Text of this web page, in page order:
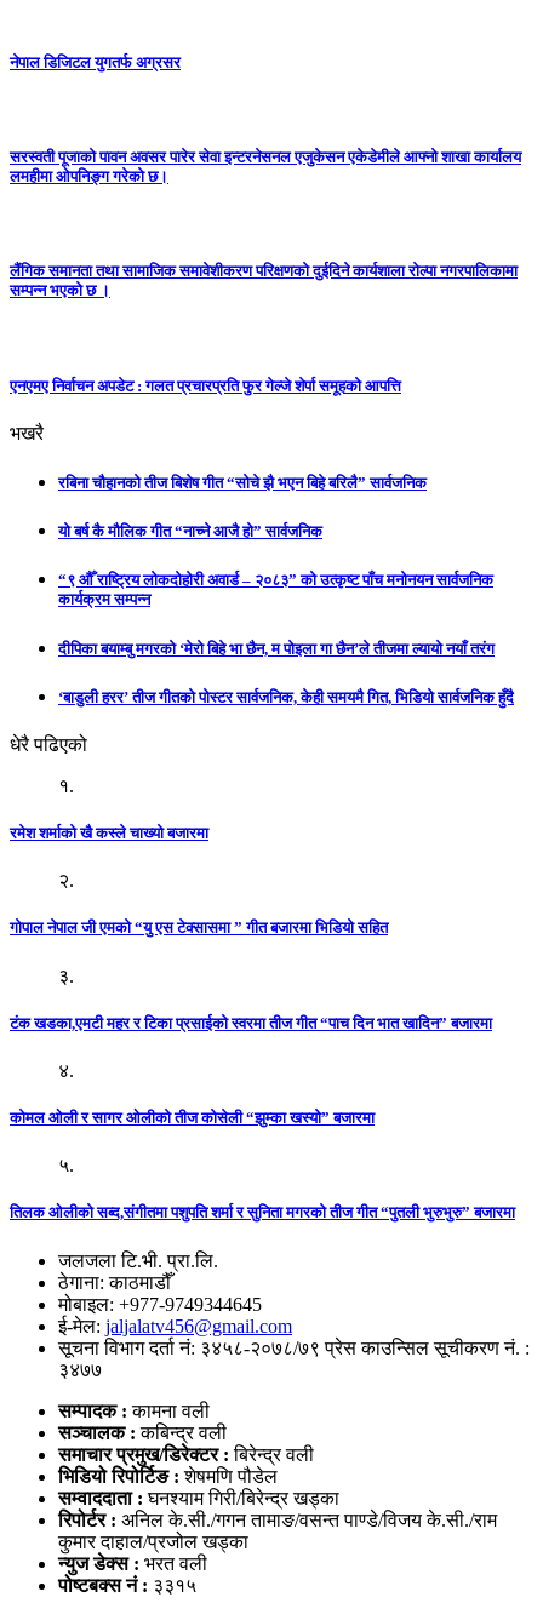
नेपाल डिजिटल युगतर्फ अग्रसर
सरस्वती पूजाको पावन अवसर पारेर सेवा इन्टरनेसनल एजुकेसन एकेडेमीले आफ्नो शाखा कार्यालय
लमहीमा ओपनिङ्ग गरेको छ।
लैंगिक समानता तथा सामाजिक समावेशीकरण परिक्षणकाे दुईदिने कार्यशाला राेल्पा नगरपालिकामा
सम्पन्न भएको छ ।
एनएमए निर्वाचन अपडेट : गलत प्रचारप्रति फुर गेल्जे शेर्पा समूहको आपत्ति
भखरै
रबिना चौहानको तीज बिशेष गीत “सोचे झै भएन बिहे बरिलै” सार्वजनिक
यो बर्ष कै मौलिक गीत “नाच्ने आजै हो” सार्वजनिक
“९ औँ राष्ट्रिय लोकदोहोरी अवार्ड – २०८३” को उत्कृष्ट पाँच मनोनयन सार्वजनिक
कार्यक्रम सम्पन्न
दीपिका बयाम्बु मगरको ‘मेरो बिहे भा छैन, म पोइला गा छैन’ले तीजमा ल्यायो नयाँ तरंग
‘बाडुली हरर’ तीज गीतको पोस्टर सार्वजनिक, केही समयमै गित, भिडियो सार्वजनिक हुँदै
धेरै पढिएको
१.
रमेश शर्माको खै कस्ले चाख्यो बजारमा
२.
गोपाल नेपाल जी एमको “यु एस टेक्सासमा ” गीत बजारमा भिडियो सहित
३.
टंक खडका,एमटी महर र टिका प्रसाईको स्वरमा तीज गीत “पाच दिन भात खादिन” बजारमा
४.
कोमल ओली र सागर ओलीको तीज कोसेली “झुम्का खस्यो” बजारमा
५.
तिलक ओलीको सब्द,संगीतमा पशुपति शर्मा र सुनिता मगरको तीज गीत “पुतली भुरुभुरु” बजारमा
जलजला टि.भी. प्रा.लि.
ठेगाना: काठमाडौँ
मोबाइल: +977-9749344645
ई-मेल: jaljalatv456@gmail.com
सूचना विभाग दर्ता नं: ३४५८-२०७८/७९ प्रेस काउन्सिल सूचीकरण नं. :
३४७७
सम्पादक :कामना वली
सञ्‍चालक : कबिन्द्र वली
समाचार प्रमुख/डिरेक्टर :बिरेन्द्र वली
भिडियो रिपोर्टिङ : शेषमणि पौडेल
सम्वाददाता :घनश्याम गिरी/बिरेन्द्र खड्का
रिपोर्टर : अनिल के.सी./गगन तामाङ/वसन्त पाण्डे/विजय के.सी./राम
कुमार दाहाल/प्रजोल खड्का
न्युज डेक्स : भरत वली
पोष्‍टबक्स नं : ३३१५